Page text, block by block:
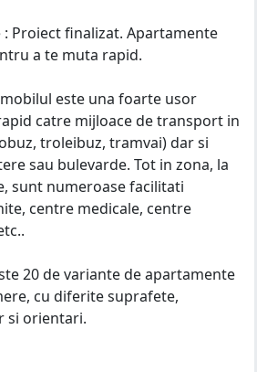
Proiect finalizat. Apartamente
a te muta rapid.
este una foarte usor
catre mijloace de transport in
troleibuz, tramvai) dar si
sau bulevarde. Tot in zona, la
sunt numeroase facilitati
centre medicale, centre
20 de variante de apartamente
cu diferite suprafete,
si orientari.